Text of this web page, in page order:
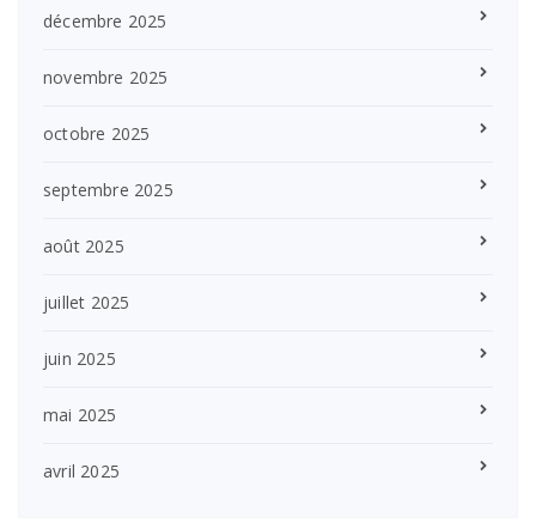
décembre 2025
novembre 2025
octobre 2025
septembre 2025
août 2025
juillet 2025
juin 2025
mai 2025
avril 2025